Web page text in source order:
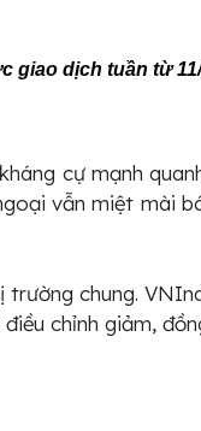
giao dịch tuần từ 11/
cự mạnh
vẫn miệt mài
chung.
chỉnh giảm,